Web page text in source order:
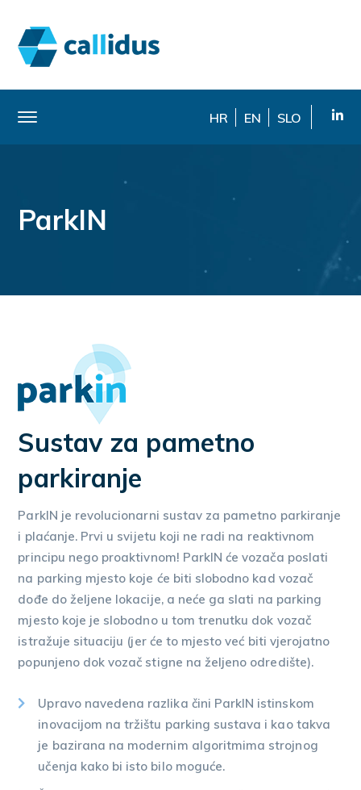
HR EN SLO
ParkIN
Sustav za pametno
parkiranje
ParkIN je revolucionarni sustav za pametno parkiranje
i plaćanje. Prvi u svijetu koji ne radi na reaktivnom
principu nego proaktivnom! ParkIN će vozača poslati
na parking mjesto koje će biti slobodno kad vozač
dođe do željene lokacije, a neće ga slati na parking
mjesto koje je slobodno u tom trenutku dok vozač
istražuje situaciju (jer će to mjesto već biti vjerojatno
popunjeno dok vozač stigne na željeno odredište).
Upravo navedena razlika čini ParkIN istinskom
inovacijom na tržištu parking sustava i kao takva
je bazirana na modernim algoritmima strojnog
učenja kako bi isto bilo moguće.